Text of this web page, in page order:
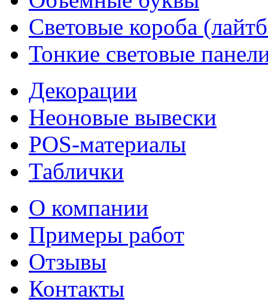
Световые короба
Тонкие световые
Декорации
Неоновые вывески
POS-материалы
Таблички
О компании
Примеры работ
Отзывы
Контакты